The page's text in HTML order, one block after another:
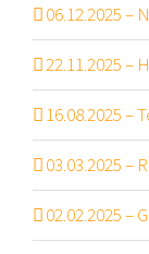
06.12.2025 –
22.11.2025 –
16.08.2025 –
03.03.2025 –
02.02.2025 –